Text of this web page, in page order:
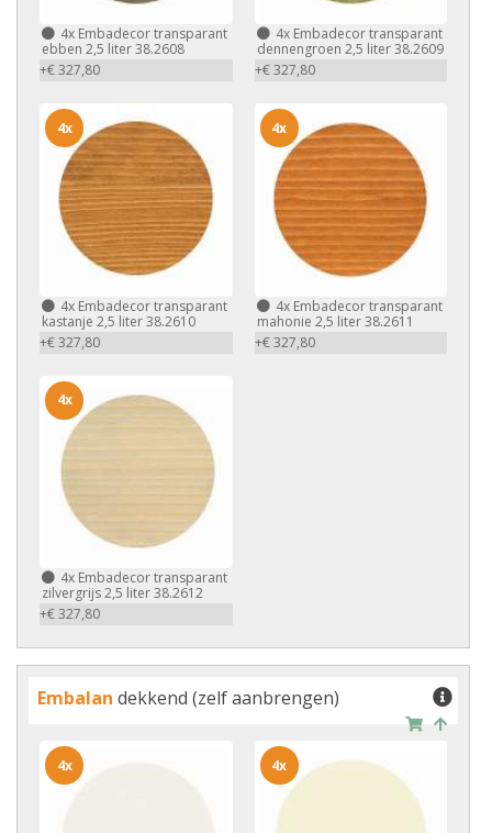
4x Embadecor transparant
ebben 2,5 liter 38.2608
+€ 327,80
4xEmbadecor transparant
dennengroen 2,5 liter 38.2609
+€ 327,80
4x Embadecor transparant
kastanje 2,5 liter 38.2610
+€ 327,80
4x
4xEmbadecor transparant
mahonie 2,5 liter 38.2611
+€ 327,80
4x
4x Embadecor transparant
zilvergrijs 2,5 liter 38.2612
+€ 327,80
4x
Embalan dekkend (zelf aanbrengen)
4x 4x